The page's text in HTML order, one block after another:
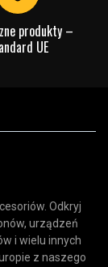
produkty –
UE
Odkryj
urządzeń
i wielu innych
z naszego